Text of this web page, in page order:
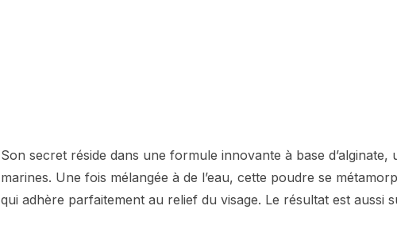
Son secret réside dans une formule innovante à base d’alginate,
marines. Une fois mélangée à de l’eau, cette poudre se
qui adhère parfaitement au relief du visage. Le résultat est aussi